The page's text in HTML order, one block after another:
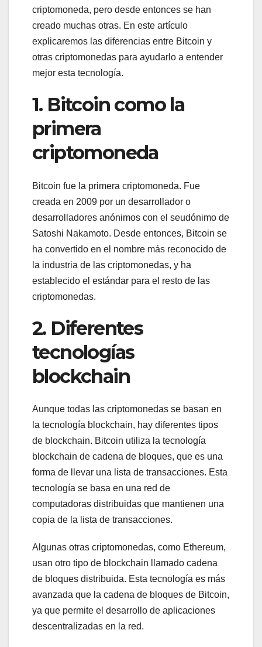
criptomoneda, pero desde entonces se han
creado muchas otras. En este artículo
explicaremos las diferencias entre Bitcoin y
otras criptomonedas para ayudarlo a entender
mejor esta tecnología.
1. Bitcoin como la
primera
criptomoneda
Bitcoin fue la primera criptomoneda. Fue
creada en 2009 por un desarrollador o
desarrolladores anónimos con el seudónimo de
Satoshi Nakamoto. Desde entonces, Bitcoin se
ha convertido en el nombre más reconocido de
la industria de las criptomonedas, y ha
establecido el estándar para el resto de las
criptomonedas.
2. Diferentes
tecnologías
blockchain
Aunque todas las criptomonedas se basan en
la tecnología blockchain, hay diferentes tipos
de blockchain. Bitcoin utiliza la tecnología
blockchain de cadena de bloques, que es una
forma de llevar una lista de transacciones. Esta
tecnología se basa en una red de
computadoras distribuidas que mantienen una
copia de la lista de transacciones.
Algunas otras criptomonedas, como Ethereum,
usan otro tipo de blockchain llamado cadena
de bloques distribuida. Esta tecnología es más
avanzada que la cadena de bloques de Bitcoin,
ya que permite el desarrollo de aplicaciones
descentralizadas en la red.